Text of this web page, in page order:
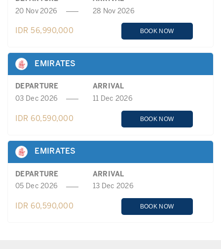
20 Nov 2026
28 Nov 2026
IDR 56,990,000 BOOK NOW
EMIRATES
DEPARTURE
ARRIVAL
03 Dec 2026
11 Dec 2026
IDR 60,590,000 BOOK NOW
EMIRATES
DEPARTURE
ARRIVAL
05 Dec 2026
13 Dec 2026
IDR 60,590,000 BOOK NOW